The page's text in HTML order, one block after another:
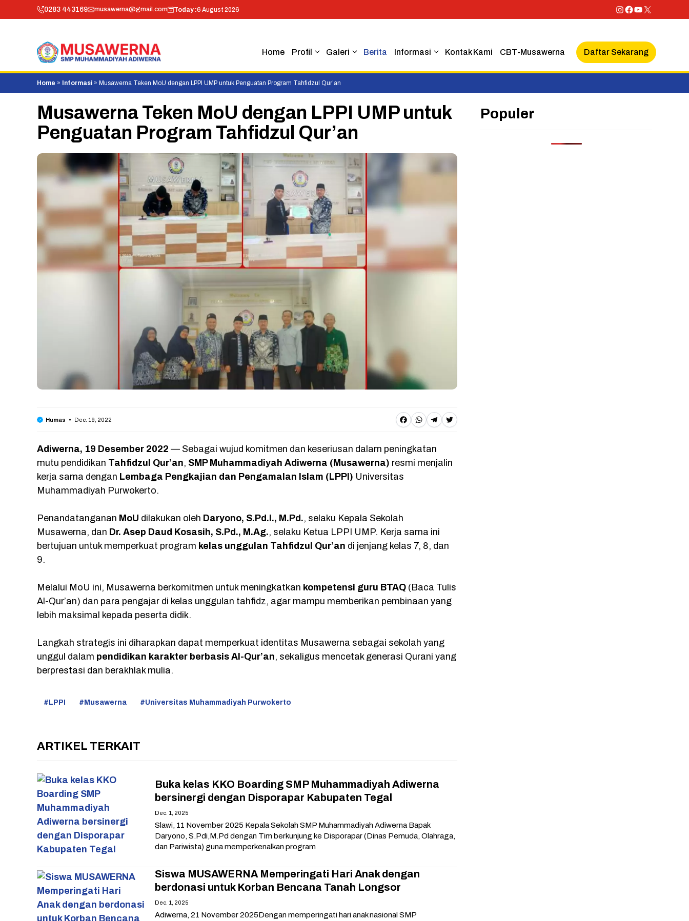
to
0283 443169 musawerna@gmail.com Today :6 August 2026 Instagram
Facebook
YouTube
X
Home Profil Galeri Berita Informasi Kontak Kami CBT-Musawerna Daftar Sekarang
Home » Informasi » Musawerna Teken MoU dengan LPPI UMP untuk Penguatan Program Tahfidzul Qur’an
Musawerna Teken MoU dengan LPPI UMP untuk
Penguatan Program Tahfidzul Qur’an
Humas Dec. 19, 2022
F
c
e
o
k
W
a
p
T
l
e
m
T
it
Adiwerna, 19 Desember 2022 — Sebagai wujud komitmen dan keseriusan dalam peningkatan
mutu pendidikan Tahfidzul Qur’an, SMP Muhammadiyah Adiwerna (Musawerna) resmi menjalin
kerja sama dengan Lembaga Pengkajian dan Pengamalan Islam (LPPI) Universitas
Muhammadiyah Purwokerto.
Penandatanganan MoU dilakukan oleh Daryono, S.Pd.I., M.Pd., selaku Kepala Sekolah
Musawerna, dan Dr. Asep Daud Kosasih, S.Pd., M.Ag., selaku Ketua LPPI UMP. Kerja sama ini
bertujuan untuk memperkuat program kelas unggulan Tahfidzul Qur’an di jenjang kelas 7, 8, dan
9.
Melalui MoU ini, Musawerna berkomitmen untuk meningkatkan kompetensi guru BTAQ (Baca Tulis
Al-Qur’an) dan para pengajar di kelas unggulan tahfidz, agar mampu memberikan pembinaan yang
lebih maksimal kepada peserta didik.
Langkah strategis ini diharapkan dapat memperkuat identitas Musawerna sebagai sekolah yang
unggul dalam pendidikan karakter berbasis Al-Qur’an, sekaligus mencetak generasi Qurani yang
berprestasi dan berakhlak mulia.
LPPI Musawerna Universitas Muhammadiyah Purwokerto
ARTIKEL TERKAIT
Buka kelas KKO Boarding SMP Muhammadiyah Adiwerna
bersinergi dengan Disporapar Kabupaten Tegal
Dec. 1, 2025
Slawi, 11 November 2025 Kepala Sekolah SMP Muhammadiyah Adiwerna Bapak
Daryono, S.Pdi,M.Pd dengan Tim berkunjung ke Disporapar (Dinas Pemuda, Olahraga,
dan Pariwista) guna memperkenalkan program
Siswa MUSAWERNA Memperingati Hari Anak dengan
berdonasi untuk Korban Bencana Tanah Longsor
Dec. 1, 2025
Adiwerna, 21 November 2025Dengan memperingati hari anak nasional SMP
Populer